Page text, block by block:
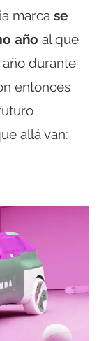
marca se
año al que
durante
entonces
allá van: